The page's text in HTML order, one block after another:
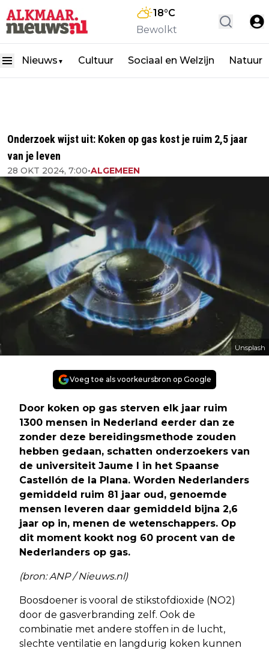
18°C
Bewolkt
Nieuws ▼ Cultuur Sociaal en Welzijn Natuur
Onderzoek wijst uit: Koken op gas kost je ruim 2,5 jaar
van je leven
28 OKT 2024, 7:00•ALGEMEEN
Unsplash
Voeg toe als voorkeursbron op Google
Door koken op gas sterven elk jaar ruim
1300 mensen in Nederland eerder dan ze
zonder deze bereidingsmethode zouden
hebben gedaan, schatten onderzoekers van
de universiteit Jaume I in het Spaanse
Castellón de la Plana. Worden Nederlanders
gemiddeld ruim 81 jaar oud, genoemde
mensen leveren daar gemiddeld bijna 2,6
jaar op in, menen de wetenschappers. Op
dit moment kookt nog 60 procent van de
Nederlanders op gas.
(bron: ANP / Nieuws.nl)
Boosdoener is vooral de stikstofdioxide (NO2)
door de gasverbranding zelf. Ook de
combinatie met andere stoffen in de lucht,
slechte ventilatie en langdurig koken kunnen